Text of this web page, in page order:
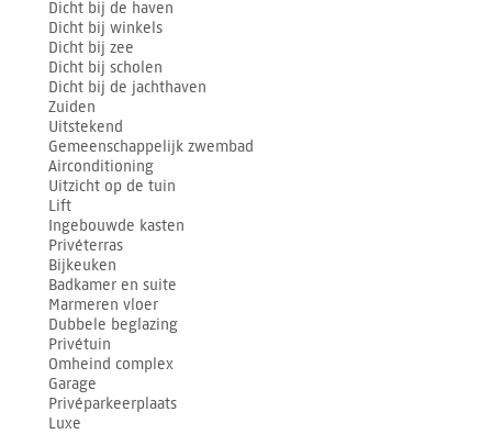
Dicht bij de haven
Dicht bij winkels
Dicht bij zee
Dicht bij scholen
Dicht bij de jachthaven
Zuiden
Uitstekend
Gemeenschappelijk zwembad
Airconditioning
Uitzicht op de tuin
Lift
Ingebouwde kasten
Privéterras
Bijkeuken
Badkamer en suite
Marmeren vloer
Dubbele beglazing
Privétuin
Omheind complex
Garage
Privéparkeerplaats
Luxe